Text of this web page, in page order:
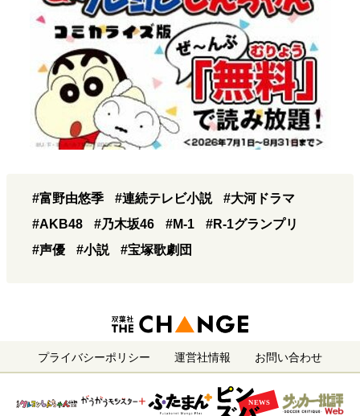
#富野由悠季 #連続テレビ小説
#大河ドラマ
#AKB48
#乃木坂46 #M-1
#R-1グランプリ
#声優
#小説 #宝塚歌劇団
プライバシーポリシー 運営社情報 お問い合わせ